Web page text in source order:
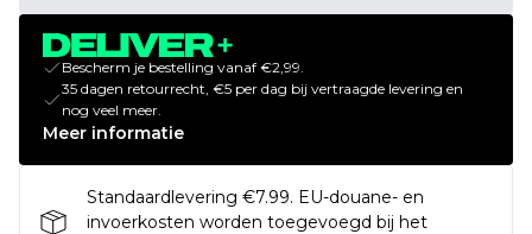
Bescherm je bestelling vanaf €2,99.
35 dagen retourrecht, €5 per dag bij vertraagde levering en
nog veel meer.
Meer informatie
Standaardlevering €7.99. EU-douane- en
invoerkosten worden toegevoegd bij het